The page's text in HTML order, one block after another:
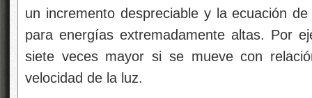
un incremento despreciable y la ecuación
para energías extremadamente altas. Por
siete veces mayor si se mueve con
velocidad de la luz.